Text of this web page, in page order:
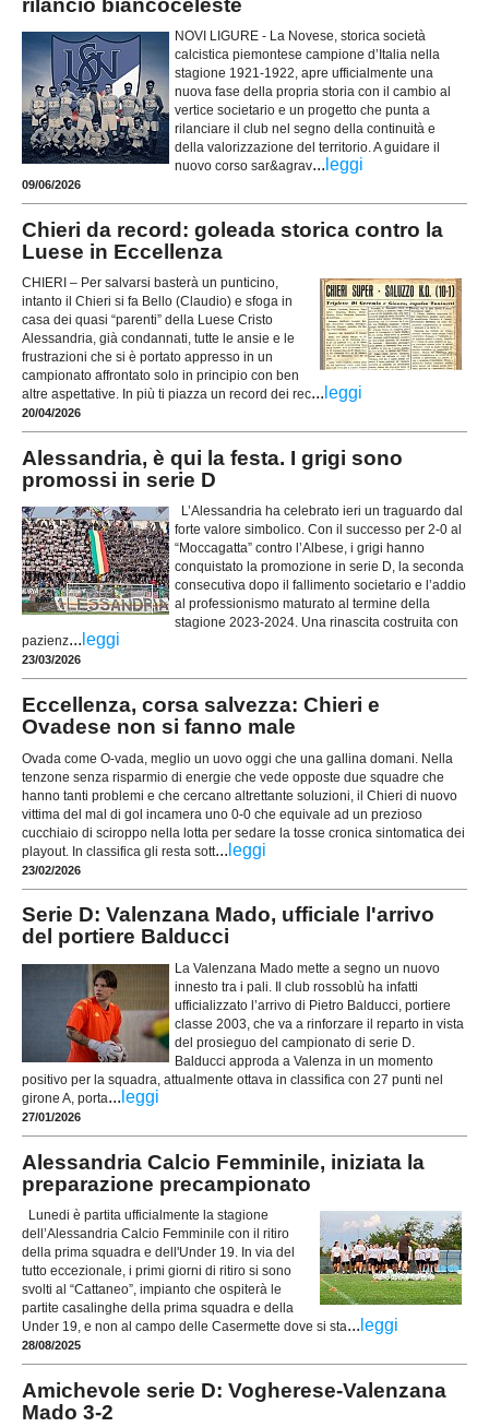
rilancio biancoceleste
NOVI LIGURE - La Novese, storica società
calcistica piemontese campione d’Italia nella
stagione 1921-1922, apre ufficialmente una
nuova fase della propria storia con il cambio al
vertice societario e un progetto che punta a
rilanciare il club nel segno della continuità e
della valorizzazione del territorio. A guidare il
nuovo corso sar&agrav... leggi
09/06/2026
Chieri da record: goleada storica contro la
Luese in Eccellenza
CHIERI – Per salvarsi basterà un punticino,
intanto il Chieri si fa Bello (Claudio) e sfoga in
casa dei quasi “parenti” della Luese Cristo
Alessandria, già condannati, tutte le ansie e le
frustrazioni che si è portato appresso in un
campionato affrontato solo in principio con ben
altre aspettative. In più ti piazza un record dei rec... leggi
20/04/2026
Alessandria, è qui la festa. I grigi sono
promossi in serie D
L’Alessandria ha celebrato ieri un traguardo dal
forte valore simbolico. Con il successo per 2-0 al
“Moccagatta” contro l’Albese, i grigi hanno
conquistato la promozione in serie D, la seconda
consecutiva dopo il fallimento societario e l’addio
al professionismo maturato al termine della
stagione 2023-2024. Una rinascita costruita con
pazienz... leggi
23/03/2026
Eccellenza, corsa salvezza: Chieri e
Ovadese non si fanno male
Ovada come O-vada, meglio un uovo oggi che una gallina domani. Nella
tenzone senza risparmio di energie che vede opposte due squadre che
hanno tanti problemi e che cercano altrettante soluzioni, il Chieri di nuovo
vittima del mal di gol incamera uno 0-0 che equivale ad un prezioso
cucchiaio di sciroppo nella lotta per sedare la tosse cronica sintomatica dei
playout. In classifica gli resta sott... leggi
23/02/2026
Serie D: Valenzana Mado, ufficiale l'arrivo
del portiere Balducci
La Valenzana Mado mette a segno un nuovo
innesto tra i pali. Il club rossoblù ha infatti
ufficializzato l’arrivo di Pietro Balducci, portiere
classe 2003, che va a rinforzare il reparto in vista
del prosieguo del campionato di serie D.
Balducci approda a Valenza in un momento
positivo per la squadra, attualmente ottava in classifica con 27 punti nel
girone A, porta... leggi
27/01/2026
Alessandria Calcio Femminile, iniziata la
preparazione precampionato
Lunedi è partita ufficialmente la stagione
dell’Alessandria Calcio Femminile con il ritiro
della prima squadra e dell'Under 19. In via del
tutto eccezionale, i primi giorni di ritiro si sono
svolti al “Cattaneo”, impianto che ospiterà le
partite casalinghe della prima squadra e della
Under 19, e non al campo delle Casermette dove si sta... leggi
28/08/2025
Amichevole serie D: Vogherese-Valenzana
Mado 3-2